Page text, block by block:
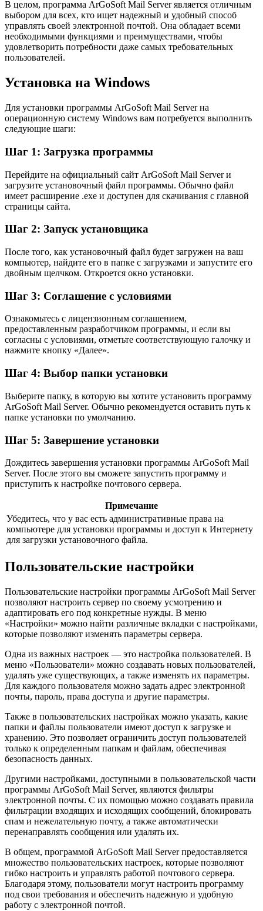
В целом, программа ArGoSoft Mail Server является отличным
выбором для всех, кто ищет надежный и удобный способ
управлять своей электронной почтой. Она обладает всеми
необходимыми функциями и преимуществами, чтобы
удовлетворить потребности даже самых требовательных
пользователей.
Установка на Windows
Для установки программы ArGoSoft Mail Server на
операционную систему Windows вам потребуется выполнить
следующие шаги:
Шаг 1: Загрузка программы
Перейдите на официальный сайт ArGoSoft Mail Server и
загрузите установочный файл программы. Обычно файл
имеет расширение .exe и доступен для скачивания с главной
страницы сайта.
Шаг 2: Запуск установщика
После того, как установочный файл будет загружен на ваш
компьютер, найдите его в папке с загрузками и запустите его
двойным щелчком. Откроется окно установки.
Шаг 3: Соглашение с условиями
Ознакомьтесь с лицензионным соглашением,
предоставленным разработчиком программы, и если вы
согласны с условиями, отметьте соответствующую галочку и
нажмите кнопку «Далее».
Шаг 4: Выбор папки установки
Выберите папку, в которую вы хотите установить программу
ArGoSoft Mail Server. Обычно рекомендуется оставить путь к
папке установки по умолчанию.
Шаг 5: Завершение установки
Дождитесь завершения установки программы ArGoSoft Mail
Server. После этого вы сможете запустить программу и
приступить к настройке почтового сервера.
Примечание
Убедитесь, что у вас есть административные права на
компьютере для установки программы и доступ к Интернету
для загрузки установочного файла.
Пользовательские настройки
Пользовательские настройки программы ArGoSoft Mail Server
позволяют настроить сервер по своему усмотрению и
адаптировать его под конкретные нужды. В меню
«Настройки» можно найти различные вкладки с настройками,
которые позволяют изменять параметры сервера.
Одна из важных настроек — это настройка пользователей. В
меню «Пользователи» можно создавать новых пользователей,
удалять уже существующих, а также изменять их параметры.
Для каждого пользователя можно задать адрес электронной
почты, пароль, права доступа и другие параметры.
Также в пользовательских настройках можно указать, какие
папки и файлы пользователи имеют доступ к загрузке и
хранению. Это позволяет ограничить доступ пользователей
только к определенным папкам и файлам, обеспечивая
безопасность данных.
Другими настройками, доступными в пользовательской части
программы ArGoSoft Mail Server, являются фильтры
электронной почты. С их помощью можно создавать правила
фильтрации входящих и исходящих сообщений, блокировать
спам и нежелательную почту, а также автоматически
перенаправлять сообщения или удалять их.
В общем, программой ArGoSoft Mail Server предоставляется
множество пользовательских настроек, которые позволяют
гибко настроить и управлять работой почтового сервера.
Благодаря этому, пользователи могут настроить программу
под свои требования и обеспечить надежную и удобную
работу с электронной почтой.